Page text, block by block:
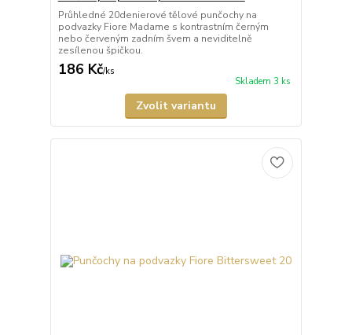
Průhledné 20denierové tělové punčochy na
podvazky Fiore Madame s kontrastním černým
nebo červeným zadním švem a neviditelně
zesílenou špičkou.
186 Kč/ks
Skladem 3 ks
Zvolit variantu